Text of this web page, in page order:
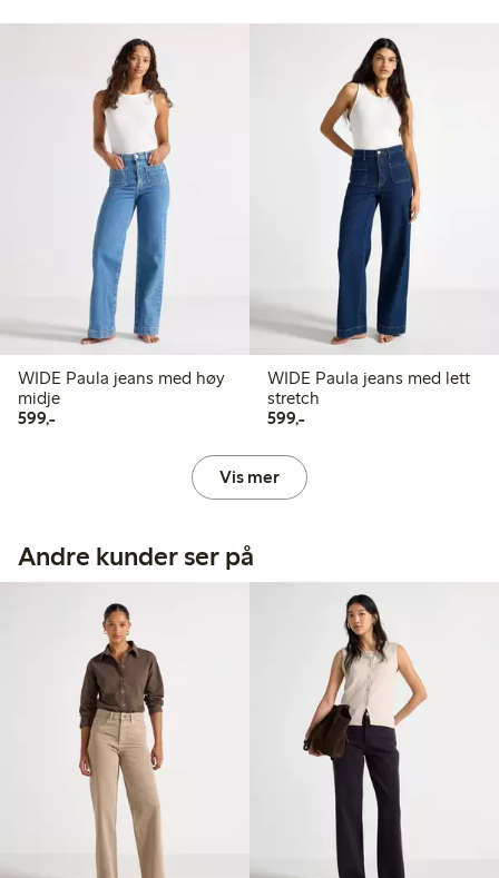
WIDE Paula jeans med høy
midje
599,-599,00 kr
WIDE Paula jeans med lett
stretch
599,-599,00 kr
Vis mer
Andre kunder ser på